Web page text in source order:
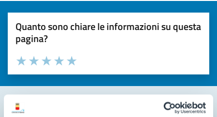
Quanto sono chiare le informazioni su questa
pagina?
Valuta la chiarezza delle informazioni (da 1 a 5 stelle)
Seleziona il numero di stelle per valutare la chiarezza delle
Valuta 5 stelle su 5
Valuta 4 stelle su 5
Valuta 3 stelle su 5
Valuta 2 stelle su 5
Valuta 1 stelle su 5